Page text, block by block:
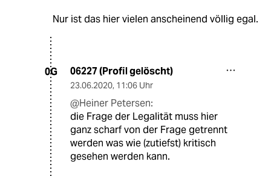
Nur ist das hier vielen anscheinend völlig egal.
0G 06227 (Profil gelöscht)
23.06.2020, 11:06 Uhr
@Heiner Petersen:
die Frage der Legalität muss hier
ganz scharf von der Frage getrennt
werden was wie (zutiefst) kritisch
gesehen werden kann.